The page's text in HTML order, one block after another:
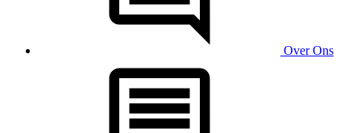
Over Ons